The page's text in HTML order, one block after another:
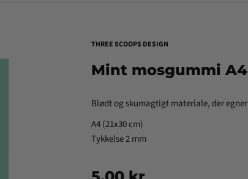
THREE SCOOPS DESIGN
Mint mosgummi A4
Blødt og skumagtigt materiale, der
A4 (21x30 cm)
Tykkelse 2 mm